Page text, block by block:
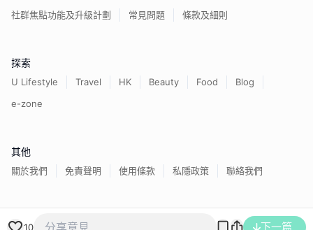
10 下一篇
社群焦點功能及升級計劃
常見問題 條款及細則
探索
U Lifestyle Travel HK Beauty Food
Blog
e-zone
其他
關於我們 免責聲明 使用條款 私隱政策 聯絡我們
香港經濟日報版權所有©